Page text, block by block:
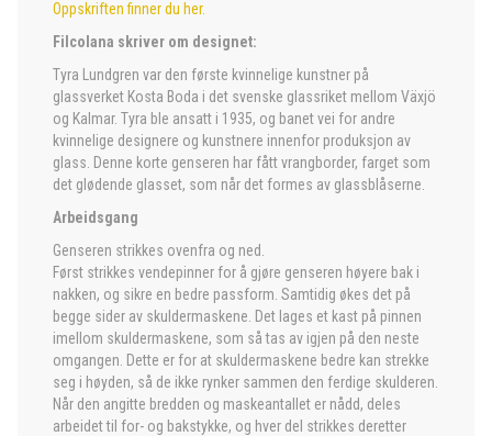
Oppskriften finner du her.
Filcolana skriver om designet:
Tyra Lundgren var den første kvinnelige kunstner på
glassverket Kosta Boda i det svenske glassriket mellom Växjö
og Kalmar. Tyra ble ansatt i 1935, og banet vei for andre
kvinnelige designere og kunstnere innenfor produksjon av
glass. Denne korte genseren har fått vrangborder, farget som
det glødende glasset, som når det formes av glassblåserne.
Arbeidsgang
Genseren strikkes ovenfra og ned.
Først strikkes vendepinner for å gjøre genseren høyere bak i
nakken, og sikre en bedre passform. Samtidig økes det på
begge sider av skuldermaskene. Det lages et kast på pinnen
imellom skuldermaskene, som så tas av igjen på den neste
omgangen. Dette er for at skuldermaskene bedre kan strekke
seg i høyden, så de ikke rynker sammen den ferdige skulderen.
Når den angitte bredden og maskeantallet er nådd, deles
arbeidet til for- og bakstykke, og hver del strikkes deretter